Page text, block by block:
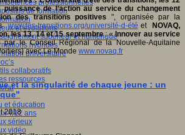
professionnelles
de formation
et évolutions
supérieur et numérique
hybrides
universitaire
collaboratifs
ressources
et éducation
4/12 ans
sérieux
vidéo
puissance de l’action au service du changement
des transitions positives ", organisée par la
www.les-transitions.org/université-d-été et
NOVAQ,
les 13, 14 et 15 septembre: «Innover au service
le Conseil Régional de la Nouvelle-Aquitaine
avec Le Monde www.novaq.fr
et la singularité de chaque jeune : un
2018